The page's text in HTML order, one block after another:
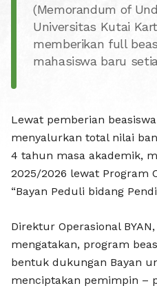
(Memorandum of
Universitas Kutai
memberikan full
mahasiswa baru
Lewat pemberian
menyalurkan total nilai
4 tahun masa akademik,
2025/2026 lewat Program
“Bayan Peduli bidang
Direktur Operasional
mengatakan, program
bentuk dukungan Bayan
menciptakan pemimpin –